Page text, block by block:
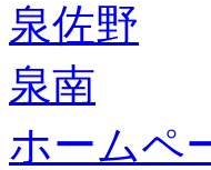
泉佐野
泉南
ホームペ